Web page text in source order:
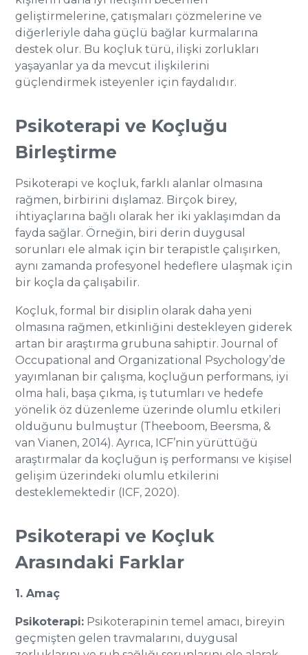
geliştirmelerine, çatışmaları çözmelerine ve
diğerleriyle daha güçlü bağlar kurmalarına
destek olur. Bu koçluk türü, ilişki zorlukları
yaşayanlar ya da mevcut ilişkilerini
güçlendirmek isteyenler için faydalıdır.
Psikoterapi ve Koçluğu
Birleştirme
Psikoterapi ve koçluk, farklı alanlar olmasına
rağmen, birbirini dışlamaz. Birçok birey,
ihtiyaçlarına bağlı olarak her iki yaklaşımdan da
fayda sağlar. Örneğin, biri derin duygusal
sorunları ele almak için bir terapistle çalışırken,
aynı zamanda profesyonel hedeflere ulaşmak için
bir koçla da çalışabilir.
Koçluk, formal bir disiplin olarak daha yeni
olmasına rağmen, etkinliğini destekleyen giderek
artan bir araştırma grubuna sahiptir. Journal of
Occupational and Organizational Psychology’de
yayımlanan bir çalışma, koçluğun performans, iyi
olma hali, başa çıkma, iş tutumları ve hedefe
yönelik öz düzenleme üzerinde olumlu etkileri
olduğunu bulmuştur (Theeboom, Beersma, &
van Vianen, 2014). Ayrıca, ICF’nin yürüttüğü
araştırmalar da koçluğun iş performansı ve kişisel
gelişim üzerindeki olumlu etkilerini
desteklemektedir (ICF, 2020).
Psikoterapi ve Koçluk
Arasındaki Farklar
1. Amaç
Psikoterapi: Psikoterapinin temel amacı, bireyin
geçmişten gelen travmalarını, duygusal